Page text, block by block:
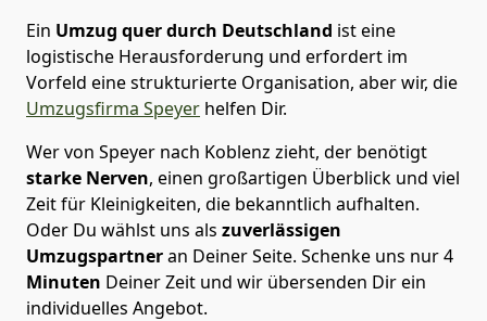
Ein Umzug quer durch Deutschland ist eine
logistische Herausforderung und erfordert im
Vorfeld eine strukturierte Organisation, aber wir, die
Umzugsfirma Speyer helfen Dir.
Wer von Speyer nach Koblenz zieht, der benötigt
starke Nerven, einen großartigen Überblick und viel
Zeit für Kleinigkeiten, die bekanntlich aufhalten.
Oder Du wählst uns als zuverlässigen
Umzugspartneran Deiner Seite. Schenke uns nur4
Minuten Deiner Zeit und wir übersenden Dir ein
individuelles Angebot.